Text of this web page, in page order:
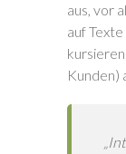
aus, vor
auf
Kunden)